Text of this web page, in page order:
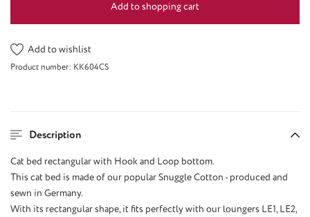
Add to shopping cart
Add to wishlist
Product number: KK604CS
Description
Cat bed rectangular with Hook and Loop bottom.
This cat bed is made of our popular Snuggle Cotton - produced and
sewn in Germany.
With its rectangular shape, it fits perfectly with our loungers LE1, LE2,